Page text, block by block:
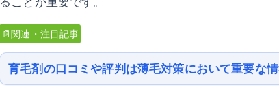
📄関連・注目記事
育毛剤の口コミや評判は薄毛対策において重要な